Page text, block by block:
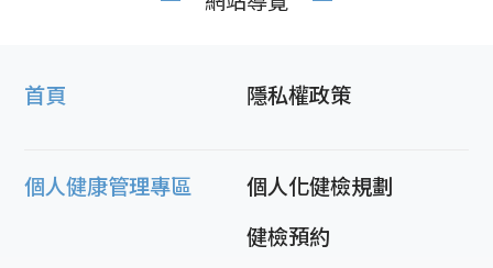
首頁 隱私權政策
個人健康管理專區
個人化健檢規劃
健檢預約